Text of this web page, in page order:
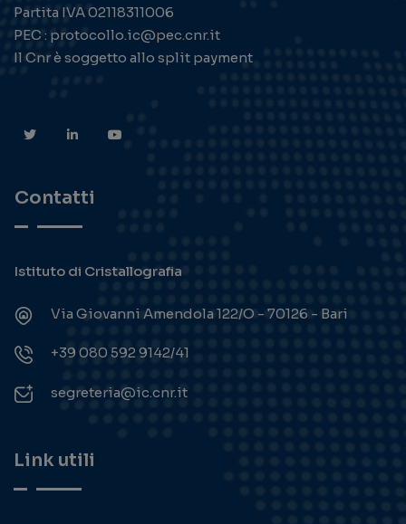
Partita IVA 02118311006
PEC : protocollo.ic@pec.cnr.it
Il Cnr è soggetto allo split payment
Contatti
Istituto di Cristallografia
Via Giovanni Amendola 122/O - 70126 - Bari
+39 080 592 9142/41
segreteria@ic.cnr.it
Link utili